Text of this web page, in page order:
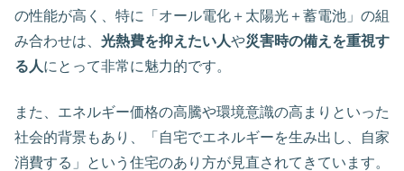
の性能が高く、特に「オール電化＋太陽光＋蓄電池」の組
み合わせは、 光熱費を抑えたい人や災害時の備えを重視す
る人にとって非常に魅力的です。
また、エネルギー価格の高騰や環境意識の高まりといった
社会的背景もあり、「自宅でエネルギーを生み出し、自家
消費する」という住宅のあり方が見直されてきています。